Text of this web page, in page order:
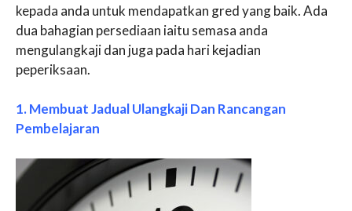
kepada anda untuk mendapatkan gred yang baik. Ada
dua bahagian persediaan iaitu semasa anda
mengulangkaji dan juga pada hari kejadian
peperiksaan.
1. Membuat Jadual Ulangkaji Dan Rancangan
Pembelajaran